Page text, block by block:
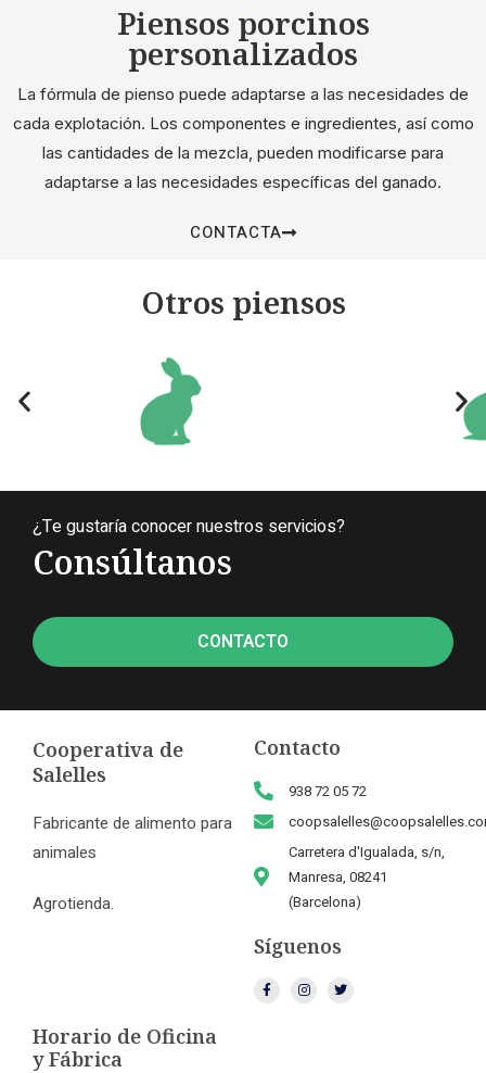
Piensos porcinos
personalizados
La fórmula de pienso puede adaptarse a las necesidades de
cada explotación. Los componentes e ingredientes, así como
las cantidades de la mezcla, pueden modificarse para
adaptarse a las necesidades específicas del ganado.
CONTACTA
Otros piensos
¿Te gustaría conocer nuestros servicios?
Consúltanos
CONTACTO
Cooperativa de
Salelles
Fabricante de alimento para
animales
Agrotienda.
Contacto
938 72 05 72
Carretera d'Igualada, s/n,
Manresa, 08241
(Barcelona)
Síguenos
Horario de Oficina
y Fábrica